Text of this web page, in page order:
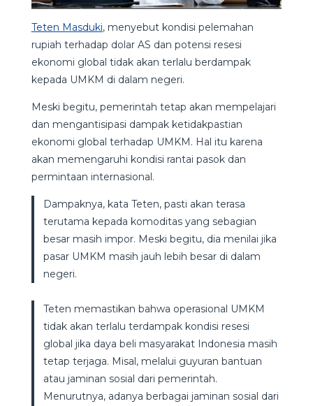
Teten Masduki, menyebut kondisi pelemahan
rupiah terhadap dolar AS dan potensi resesi
ekonomi global tidak akan terlalu berdampak
kepada UMKM di dalam negeri.
Meski begitu, pemerintah tetap akan mempelajari
dan mengantisipasi dampak ketidakpastian
ekonomi global terhadap UMKM. Hal itu karena
akan memengaruhi kondisi rantai pasok dan
permintaan internasional.
Dampaknya, kata Teten, pasti akan terasa
terutama kepada komoditas yang sebagian
besar masih impor. Meski begitu, dia menilai jika
pasar UMKM masih jauh lebih besar di dalam
negeri.
Teten memastikan bahwa operasional UMKM
tidak akan terlalu terdampak kondisi resesi
global jika daya beli masyarakat Indonesia masih
tetap terjaga. Misal, melalui guyuran bantuan
atau jaminan sosial dari pemerintah.
Menurutnya, adanya berbagai jaminan sosial dari